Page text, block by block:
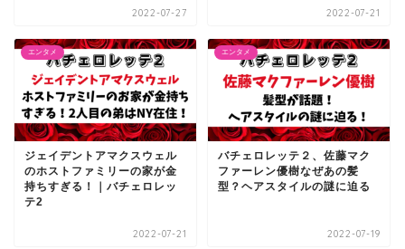
2022-07-27 2022-07-21
エンタメ
ジェイデントアマクスウェル
のホストファミリーの家が金
持ちすぎる！｜バチェロレッ
テ2
2022-07-21
エンタメ
バチェロレッテ２、佐藤マク
ファーレン優樹なぜあの髪
型？ヘアスタイルの謎に迫る
2022-07-19